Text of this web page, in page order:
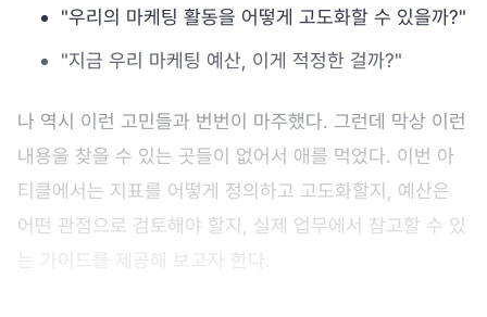
"우리의 마케팅 활동을 어떻게 고도화할 수 있을까?"
"지금 우리 마케팅 예산, 이게 적정한 걸까?"
나 역시 이런 고민들과 번번이 마주했다. 그런데 막상 이런
내용을 찾을 수 있는 곳들이 없어서 애를 먹었다. 이번 아
티클에서는 지표를 어떻게 정의하고 고도화할지, 예산은
어떤 관점으로 검토해야 할지, 실제 업무에서 참고할 수 있
는 가이드를 제공해 보고자 한다.